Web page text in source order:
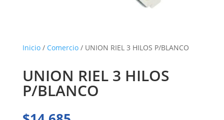
Inicio/ Comercio/ UNION RIEL 3 HILOS P/BLANCO
UNION RIEL 3 HILOS
P/BLANCO